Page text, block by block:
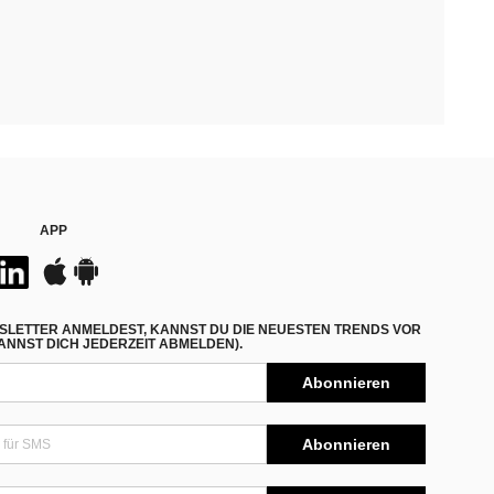
APP
ANMELDEST, KANNST DU DIE NEUESTEN TRENDS VOR
DICH JEDERZEIT ABMELDEN).
Abonnieren
Abonnieren